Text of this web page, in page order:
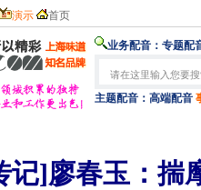
演示 首页
业务配音： 专题配
主题配音： 高端配音
记]廖春玉：揣